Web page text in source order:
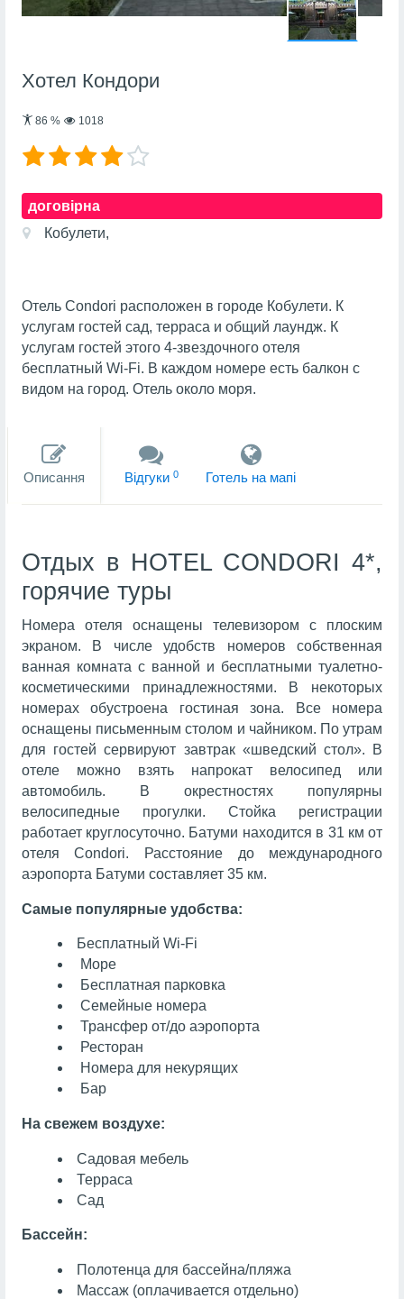
Хотел Кондори
86 % 1018
договірна
Кобулети,
Отель Condori расположен в городе Кобулети. К
услугам гостей сад, терраса и общий лаундж. К
услугам гостей этого 4-звездочного отеля
бесплатный Wi-Fi. В каждом номере есть балкон с
видом на город. Отель около моря.
Описання Вiдгуки 0 Готель на мапi
Отдых в HOTEL CONDORI 4*,
горячие туры
Номера отеля оснащены телевизором с плоским
экраном. В числе удобств номеров собственная
ванная комната с ванной и бесплатными туалетно-
косметическими принадлежностями. В некоторых
номерах обустроена гостиная зона. Все номера
оснащены письменным столом и чайником. По утрам
для гостей сервируют завтрак «шведский стол». В
отеле можно взять напрокат велосипед или
автомобиль. В окрестностях популярны
велосипедные прогулки. Стойка регистрации
работает круглосуточно. Батуми находится в 31 км от
отеля Condori. Расстояние до международного
аэропорта Батуми составляет 35 км.
Самые популярные удобства:
Бесплатный Wi-Fi
Море
Бесплатная парковка
Семейные номера
Трансфер от/до аэропорта
Ресторан
Номера для некурящих
Бар
На свежем воздухе:
Садовая мебель
Терраса
Сад
Бассейн:
Полотенца для бассейна/пляжа
Массаж (оплачивается отдельно)